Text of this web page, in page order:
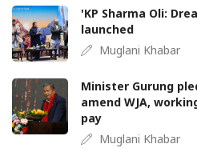
'KP Sharma Oli:
launched
Muglani Khabar
Minister Gurung
amend WJA,
pay
Muglani Khabar